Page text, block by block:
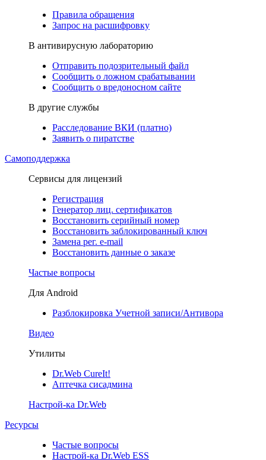
Правила обращения
Запрос на расшифровку
В антивирусную лабораторию
Отправить подозрительный файл
Сообщить о ложном срабатывании
Сообщить о вредоносном сайте
В другие службы
Расследование ВКИ (платно)
Заявить о пиратстве
Самоподдержка
Сервисы для лицензий
Регистрация
Генератор лиц. сертификатов
Восстановить серийный номер
Восстановить заблокированный ключ
Замена рег. e-mail
Восстановить данные о заказе
Частые вопросы
Для Android
Разблокировка Учетной записи/Антивора
Видео
Утилиты
Dr.Web CureIt!
Аптечка сисадмина
Настрой-ка Dr.Web
Ресурсы
Частые вопросы
Настрой-ка Dr.Web ESS